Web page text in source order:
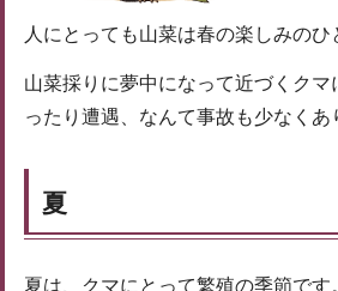
人にとっても山菜は春の楽しみのひ
山菜採りに夢中になって近づくク
ったり遭遇、なんて事故も少なくあ
夏
夏は、クマにとって繁殖の季節です